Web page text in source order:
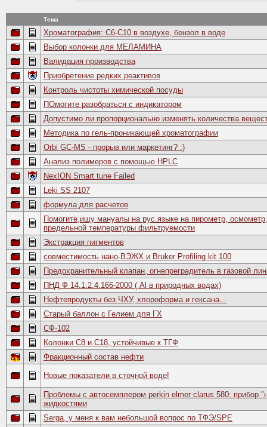
Тема
Хроматография: С6-С10 в воздухе, бензол в воде
Выбор колонки для МЕЛАМИНА
Валидация производства
Приобретение редких реактивов
Контроль чистоты химической посуды
ПОмогите разобраться с индикатором
Допустимо ли пропорционально изменять количества
Методика по гель-проникающей хроматографии
Orbi GC-MS - прорыв или маркетинг? :)
Анализ полимеров с помощью HPLC
NexION Smart tune Failed
Leki SS 2107
формула для расчетов
Помогите,ищу мануалы на рус.языке на пирометр,
предельной температуры фильтруемости
Экстракция пигментов
совместимость нано-ВЭЖХ и Bruker Profiling kit 100
Предохранительный клапан, огнепреградитель в газовой
ПНД Ф 14.1:2.4.166-2000 ( Al в природных водах)
Нефтепродукты без ЧХУ, хлороформа и гексана...
Старый баллон с Гелием для ГХ
СФ-102
Колонки С8 и С18, устойчивые к ТГФ
Фракционный состав нефти
Новые показатели в сточной воде!
Проблемы с автосемплером perkin elmer clarus 580: прибор
жидкостями
Serga, у меня к вам небольшой вопрос по ТФЭ/SPE